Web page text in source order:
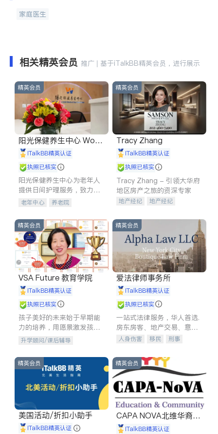
家庭医生
相关精英会员 推广 | 基于iTalkBB精英会员，进行展示
精英会员
阳光保健养生中心 World
shine
iTalkBB精英认证
执照已核实
阳光保健养生中心为老年人
提供日间护理服务，致力于
通过持续的护理创新来有效
老年中心 养老院
精英会员
Tracy Zhang
iTalkBB精英认证
执照已核实
Tracy Zhang - 引领大华府
地区房产之旅的资深专家
地产经纪
地产经纪
商铺租售
精英会员
VSA Future 教育学院
iTalkBB精英认证
执照已核实
孩子美好的未来始于早期能
力的培养，用愿景激发孩子
的学习潜力和动力。理念：
拥有成长型心态是成功的基
石。
升学顾问/课后辅导
精英会员
爱法律师事务所
iTalkBB精英认证
执照已核实
一站式法律服务，华人首选.
房东房客、地产交易、意外
伤害、车祸重伤、商业诉
建筑合同、刑事案件全包办
人身伤害 移民
刑事
信托/遗嘱
商业
索赔
律师-其它 保释
精英会员
美国活动/折扣小助手
iTalkBB精英认证
精英会员
CAPA NOVA北维华裔家
长会iTalkBB精英认证